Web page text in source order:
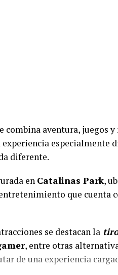
combina aventura, juegos
experiencia especialmente
diferente.
en Catalinas Park,
que cuenta
se destacan la
, entre otras
de una experiencia